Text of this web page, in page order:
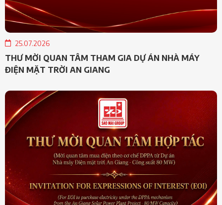
25.07.2026
THƯ MỜI QUAN TÂM THAM GIA DỰ ÁN NHÀ MÁY
ĐIỆN MẶT TRỜI AN GIANG